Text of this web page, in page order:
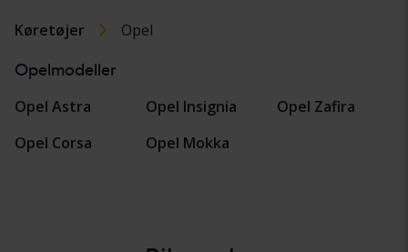
Køretøjer Opel
Opelmodeller
Opel Astra
Opel Corsa
Opel Insignia
Opel Mokka
Opel Zafira